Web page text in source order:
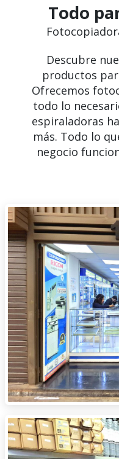
Todo
Descubre
productos
Ofrecemos
todo lo
espiraladoras
más. Todo lo
negocio